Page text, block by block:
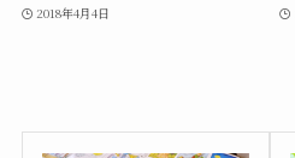
2018年4月4日